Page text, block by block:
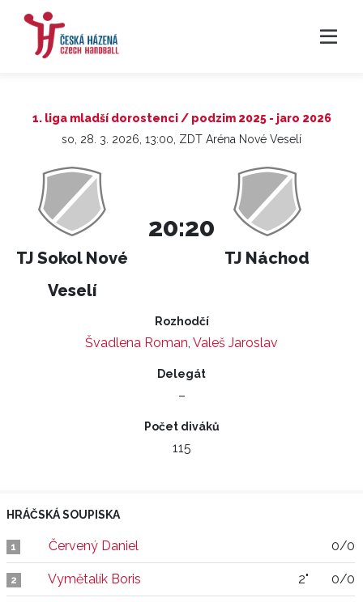
1. liga mladší dorostenci / podzim 2025 - jaro 2026
so, 28. 3. 2026, 13:00, ZDT Aréna Nové Veselí
TJ Sokol Nové
Veselí
20:20
TJ Náchod
Rozhodčí
Švadlena Roman, Valeš Jaroslav
Delegát
–
Počet diváků
115
HRÁČSKÁ SOUPISKA
1 Červený Daniel 0/0
2 Vymětalík Boris 2" 0/0